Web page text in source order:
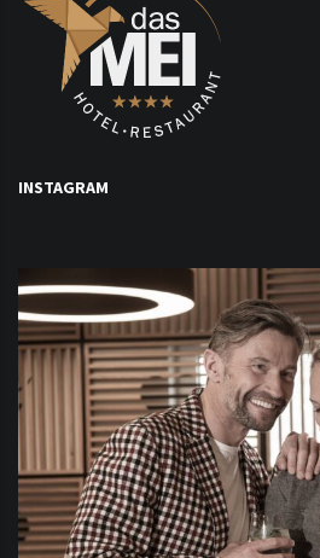
INSTAGRAM